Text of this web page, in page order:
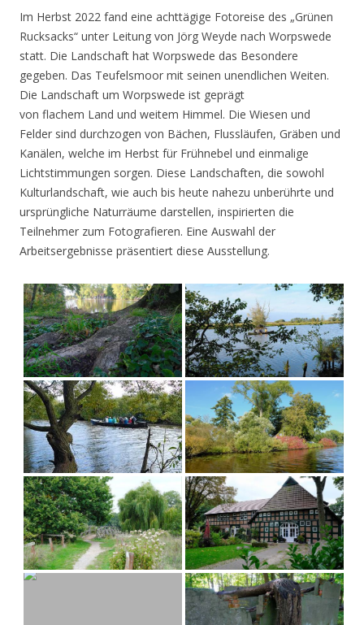
Im Herbst 2022 fand eine achttägige Fotoreise des „Grünen
Rucksacks“ unter Leitung von Jörg Weyde nach Worpswede
statt. Die Landschaft hat Worpswede das Besondere
gegeben. Das Teufelsmoor mit seinen unendlichen Weiten.
Die Landschaft um Worpswede ist geprägt
von flachem Land und weitem Himmel. Die Wiesen und
Felder sind durchzogen von Bächen, Flussläufen, Gräben und
Kanälen, welche im Herbst für Frühnebel und einmalige
Lichtstimmungen sorgen. Diese Landschaften, die sowohl
Kulturlandschaft, wie auch bis heute nahezu unberührte und
ursprüngliche Naturräume darstellen, inspirierten die
Teilnehmer zum Fotografieren. Eine Auswahl der
Arbeitsergebnisse präsentiert diese Ausstellung.